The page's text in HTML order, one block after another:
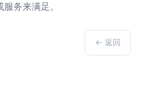
务来满足。
← 返回